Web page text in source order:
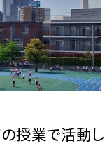
授業で活動し